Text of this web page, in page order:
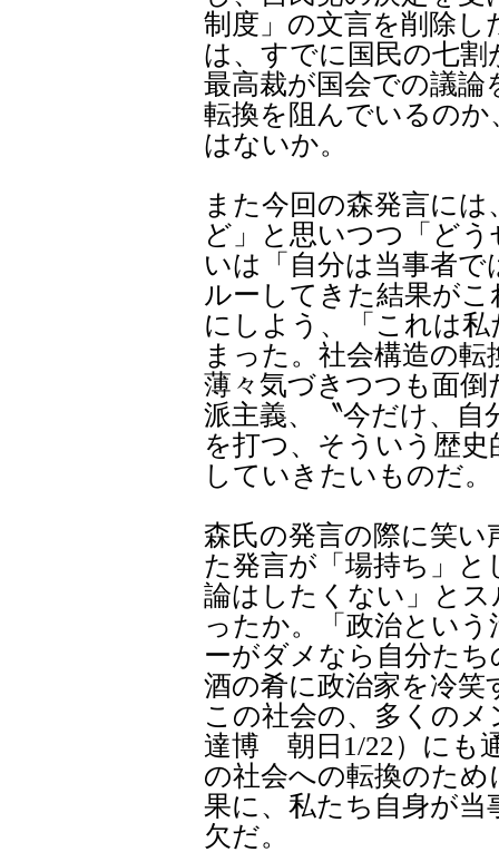
制度」の文言を削除し
は、すでに国民の七
最高裁が国会での議論
転換を阻んでいるの
はないか。
また今回の森発言に
ど」と思いつつ「ど
いは「自分は当事者
ルーしてきた結果が
にしよう、「これは
まった。社会構造の
薄々気づきつつも面
派主義、〝今だけ、自
を打つ、そういう歴
していきたいものだ。
森氏の発言の際に笑
た発言が「場持ち」
論はしたくない」と
ったか。「政治とい
ーがダメなら自分た
酒の肴に政治家を冷
この社会の、多くの
達博 朝日1/22）にも
の社会への転換のた
果に、私たち自身が
欠だ。